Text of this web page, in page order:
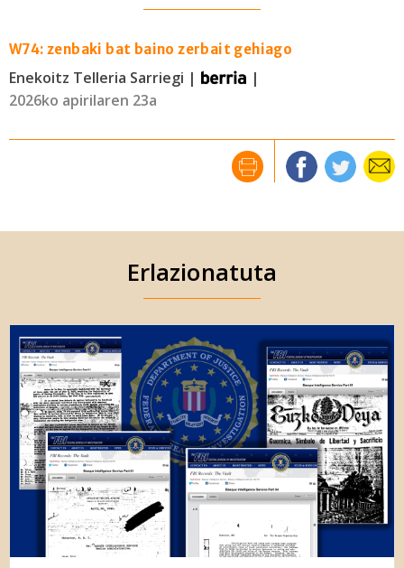
W74: zenbaki bat baino zerbait gehiago
Enekoitz Telleria Sarriegi |
|
2026ko apirilaren 23a
Erlazionatuta